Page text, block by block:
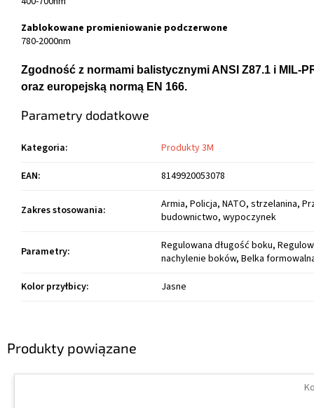
Produkty powiązane
Zablokowane promieniowanie podczerwone
780-2000nm
Zgodność z normami balistycznymi ANSI Z87.1 i MIL-
oraz europejską normą EN 166.
Parametry dodatkowe
Kategoria:
Produkty 3M
EAN: 8149920053078
Zakres stosowania:
Armia, Policja, NATO, strzelanina,
budownictwo, wypoczynek
Parametry:
Regulowana długość boku,
nachylenie boków, Belka
Kolor przyłbicy: Jasne